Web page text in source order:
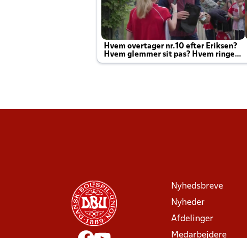
Hvem overtager nr.10 efter Eriksen?
Hvem glemmer sit pas? Hvem ringer
Joachim altid til efter kampe?
Nyhedsbreve
Nyheder
Afdelinger
Medarbejdere